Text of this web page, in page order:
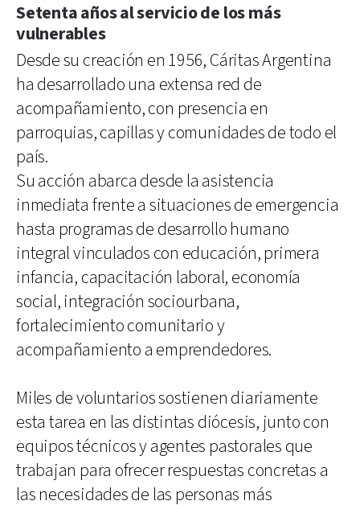
Setenta años al servicio de los más
vulnerables
Desde su creación en 1956, Cáritas Argentina
ha desarrollado una extensa red de
acompañamiento, con presencia en
parroquias, capillas y comunidades de todo el
país.
Su acción abarca desde la asistencia
inmediata frente a situaciones de emergencia
hasta programas de desarrollo humano
integral vinculados con educación, primera
infancia, capacitación laboral, economía
social, integración sociourbana,
fortalecimiento comunitario y
acompañamiento a emprendedores.
Miles de voluntarios sostienen diariamente
esta tarea en las distintas diócesis, junto con
equipos técnicos y agentes pastorales que
trabajan para ofrecer respuestas concretas a
las necesidades de las personas más